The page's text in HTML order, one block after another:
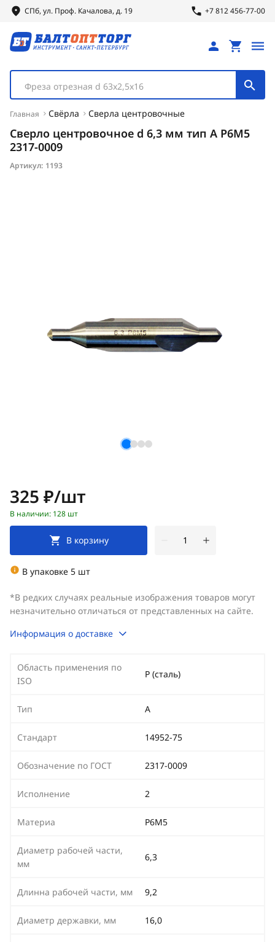
СПб, ул. Проф. Качалова, д. 19 +7 812 456-77-00
Фреза отрезная d 63х2,5х16
Главная Свёрла Сверла центровочные
Сверло центровочное d 6,3 мм тип А Р6М5
2317-0009
Артикул: 1193
Цена:
325 ₽/шт
В наличии: 128 шт
В корзину
В упаковке 5 шт
*В редких случаях реальные изображения товаров могут
незначительно отличаться от представленных на сайте.
Информация о доставке
Область применения по
ISO
Р (сталь)
Тип А
Стандарт 14952-75
Обозначение по ГОСТ 2317-0009
Исполнение 2
Материа Р6М5
Диаметр рабочей части,
мм
6,3
Длинна рабочей части, мм 9,2
Диаметр державки, мм 16,0